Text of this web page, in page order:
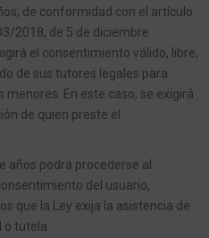
de conformidad con el artículo
2018, de 5 de diciembre
el consentimiento válido, libre,
de sus tutores legales para
En este caso, se exigirá
de quien preste el
años podrá procederse al
del usuario,
que la Ley exija la asistencia de
o tutela.